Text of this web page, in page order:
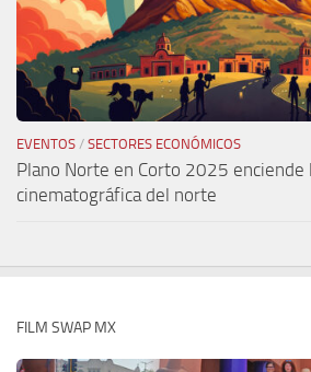
EVENTOS / SECTORES ECONÓMICOS
Plano Norte en Corto 2025 enciende
cinematográfica del norte
FILM SWAP MX